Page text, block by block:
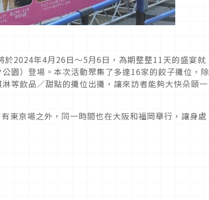
於2024年4月26日～5月6日，為期整整11天的盛宴就
園）登場。本次活動聚集了多達16家的餃子攤位，除
等飲品／甜點的攤位出攤，讓來訪者能夠大快朵頤一
東京場之外，同一時間也在大阪和福岡舉行，讓身處